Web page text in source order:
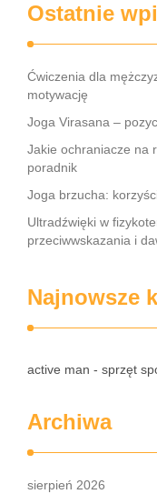
Ostatnie
Ćwiczenia dla
motywację
Joga Virasana –
Jakie ochraniacze na
poradnik
Joga brzucha:
Ultradźwięki w
przeciwwskazania i
Najnowsze
active man - sprzęt
Archiwa
sierpień 2026